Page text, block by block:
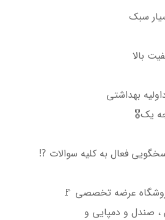
سبک
بالا
بهداشتی
یک🎖
فعال به کلیه سوالات ⁉️
عرضه تخصصی 🚩
صندل و دمپایی و